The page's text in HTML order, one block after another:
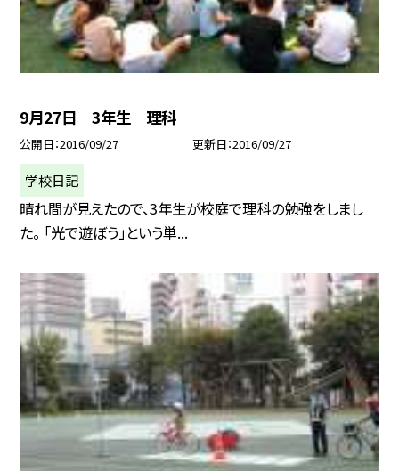
9月27日 3年生 理科
公開日 2016/09/27 更新日 2016/09/27
学校日記
晴れ間が見えたので、3年生が校庭で理科の勉強をしまし
た。 「光で遊ぼう」という単...